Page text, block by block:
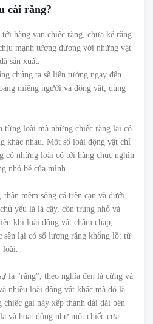
cái răng?
hàng vạn chiếc răng, chưa kể răng
mạnh tương đương với những vật
sản xuất.
chúng ta sẽ liên tưởng ngay đến
miệng người và động vật, dùng
từng loài mà những chiếc răng lại có
khác nhau. Một số loài động vật chỉ
có những loài có tới hàng chục nghìn
nhỏ bé của mình.
mềm sống cả trên cạn và dưới
yếu là lá cây, côn trùng nhỏ và
khi loài động vật chậm chạp,
sên lại có số lượng răng khổng lồ: từ
là "răng", theo nghĩa đen là cứng và
nhiều loài động vật khác mà đó là
gai này xếp thành dải dài bên
và hoạt động như một chiếc cưa